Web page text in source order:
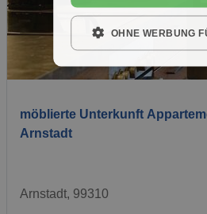
möblierte Unterkunft
Arnstadt
Arnstadt, 99310
OHNE WERBUNG